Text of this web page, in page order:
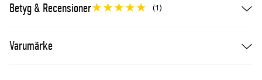
Vald variant
Storlek: XL
Betyg & Recensioner (1)
Varumärke